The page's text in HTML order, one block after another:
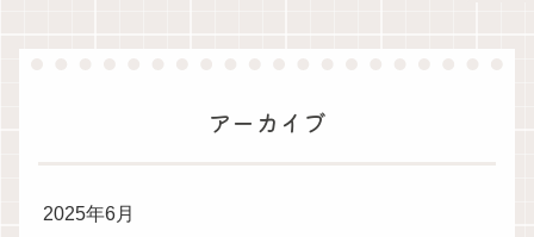
アーカイブ
2025年6月